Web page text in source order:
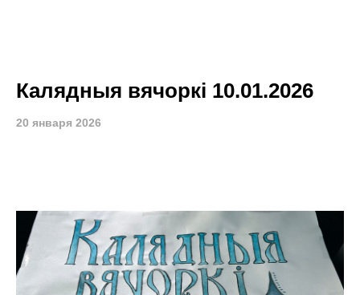
Калядныя вячоркі 10.01.2026
20 января 2026